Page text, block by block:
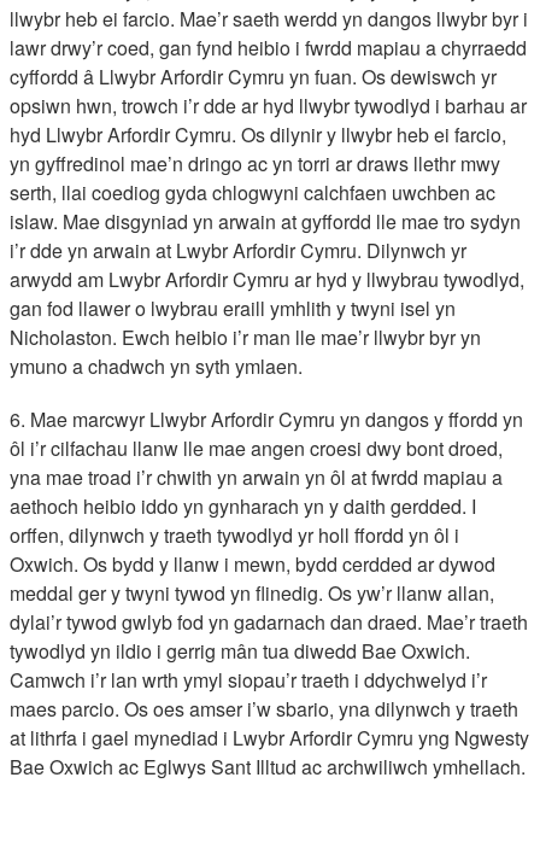
llwybr heb ei farcio. Mae’r saeth werdd yn dangos llwybr byr i
lawr drwy’r coed, gan fynd heibio i fwrdd mapiau a chyrraedd
cyffordd â Llwybr Arfordir Cymru yn fuan. Os dewiswch yr
opsiwn hwn, trowch i’r dde ar hyd llwybr tywodlyd i barhau ar
hyd Llwybr Arfordir Cymru. Os dilynir y llwybr heb ei farcio,
yn gyffredinol mae’n dringo ac yn torri ar draws llethr mwy
serth, llai coediog gyda chlogwyni calchfaen uwchben ac
islaw. Mae disgyniad yn arwain at gyffordd lle mae tro sydyn
i’r dde yn arwain at Lwybr Arfordir Cymru. Dilynwch yr
arwydd am Lwybr Arfordir Cymru ar hyd y llwybrau tywodlyd,
gan fod llawer o lwybrau eraill ymhlith y twyni isel yn
Nicholaston. Ewch heibio i’r man lle mae’r llwybr byr yn
ymuno a chadwch yn syth ymlaen.
6. Mae marcwyr Llwybr Arfordir Cymru yn dangos y ffordd yn
ôl i’r cilfachau llanw lle mae angen croesi dwy bont droed,
yna mae troad i’r chwith yn arwain yn ôl at fwrdd mapiau a
aethoch heibio iddo yn gynharach yn y daith gerdded. I
orffen, dilynwch y traeth tywodlyd yr holl ffordd yn ôl i
Oxwich. Os bydd y llanw i mewn, bydd cerdded ar dywod
meddal ger y twyni tywod yn flinedig. Os yw’r llanw allan,
dylai’r tywod gwlyb fod yn gadarnach dan draed. Mae’r traeth
tywodlyd yn ildio i gerrig mân tua diwedd Bae Oxwich.
Camwch i’r lan wrth ymyl siopau’r traeth i ddychwelyd i’r
maes parcio. Os oes amser i’w sbario, yna dilynwch y traeth
at lithrfa i gael mynediad i Lwybr Arfordir Cymru yng Ngwesty
Bae Oxwich ac Eglwys Sant Illtud ac archwiliwch ymhellach.